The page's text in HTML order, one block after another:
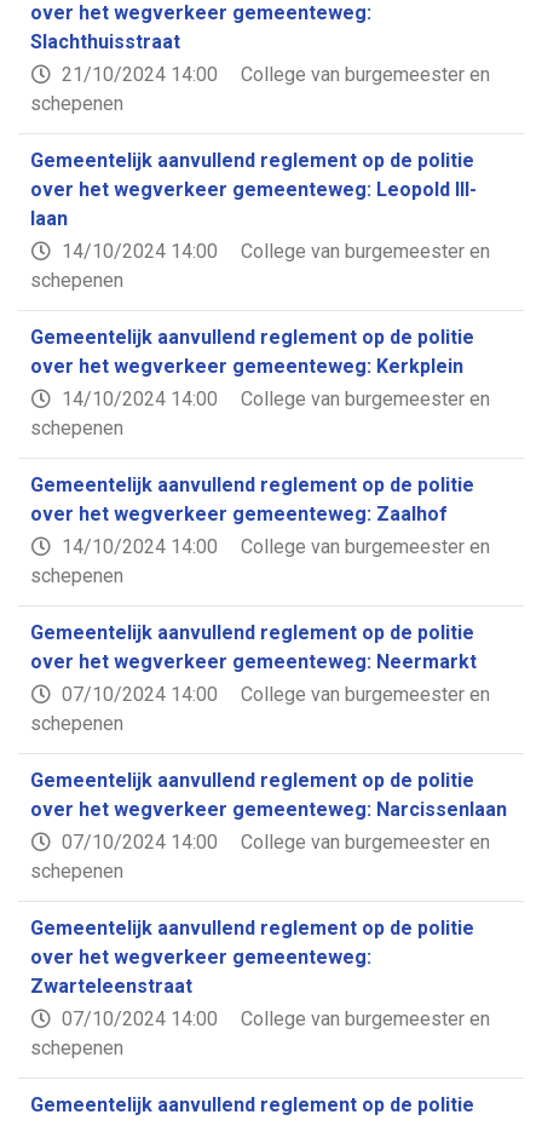
over het wegverkeer gemeenteweg:
Slachthuisstraat
21/10/2024 14:00
College van burgemeester en
schepenen
Gemeentelijk aanvullend reglement op de politie
over het wegverkeer gemeenteweg: Leopold III-
laan
14/10/2024 14:00
College van burgemeester en
schepenen
Gemeentelijk aanvullend reglement op de politie
over het wegverkeer gemeenteweg: Kerkplein
14/10/2024 14:00
College van burgemeester en
schepenen
Gemeentelijk aanvullend reglement op de politie
over het wegverkeer gemeenteweg: Zaalhof
14/10/2024 14:00
College van burgemeester en
schepenen
Gemeentelijk aanvullend reglement op de politie
over het wegverkeer gemeenteweg: Neermarkt
07/10/2024 14:00
College van burgemeester en
schepenen
Gemeentelijk aanvullend reglement op de politie
over het wegverkeer gemeenteweg: Narcissenlaan
07/10/2024 14:00
College van burgemeester en
schepenen
Gemeentelijk aanvullend reglement op de politie
over het wegverkeer gemeenteweg:
Zwarteleenstraat
07/10/2024 14:00
College van burgemeester en
schepenen
Gemeentelijk aanvullend reglement op de politie